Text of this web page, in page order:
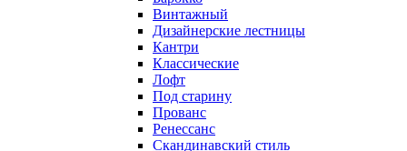
Винтажный
Дизайнерские лестницы
Кантри
Классические
Лофт
Под старину
Прованс
Ренессанс
Скандинавский стиль